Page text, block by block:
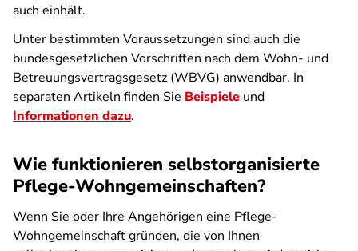
auch einhält.
Unter bestimmten Voraussetzungen sind auch die
bundesgesetzlichen Vorschriften nach dem Wohn- und
Betreuungsvertragsgesetz (WBVG) anwendbar. In
separaten Artikeln finden Sie Beispiele und
Informationen dazu.
Wie funktionieren selbstorganisierte
Pflege-Wohngemeinschaften?
Wenn Sie oder Ihre Angehörigen eine Pflege-
Wohngemeinschaft gründen, die von Ihnen